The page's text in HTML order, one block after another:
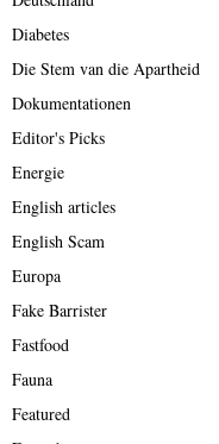
Diabetes
Die Stem van die Apartheid
Dokumentationen
Editor's Picks
Energie
English articles
English Scam
Europa
Fake Barrister
Fastfood
Fauna
Featured